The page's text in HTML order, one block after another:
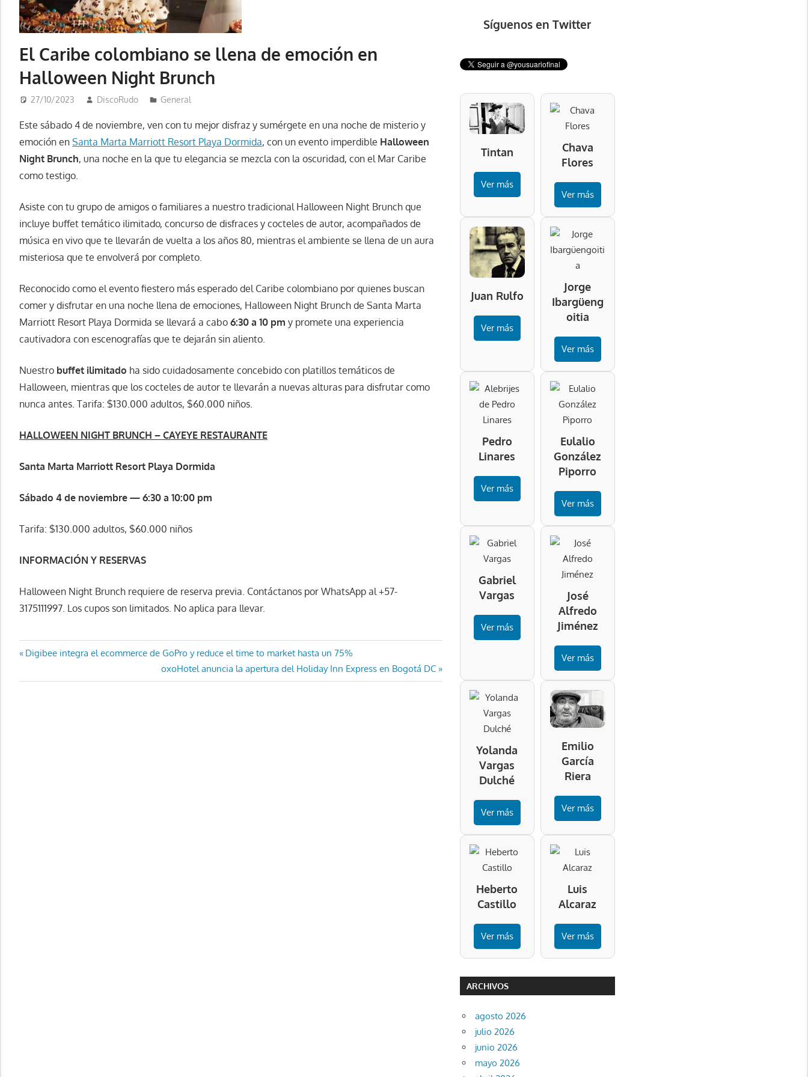
El Caribe colombiano se llena de emoción en
Halloween Night Brunch
27/10/2023 DiscoRudo General
Este sábado 4 de noviembre, ven con tu mejor disfraz y sumérgete en una noche de misterio y
emoción en Santa Marta Marriott Resort Playa Dormida, con un evento imperdible Halloween
Night Brunch, una noche en la que tu elegancia se mezcla con la oscuridad, con el Mar Caribe
como testigo.
Asiste con tu grupo de amigos o familiares a nuestro tradicional Halloween Night Brunch que
incluye buffet temático ilimitado, concurso de disfraces y cocteles de autor, acompañados de
música en vivo que te llevarán de vuelta a los años 80, mientras el ambiente se llena de un aura
misteriosa que te envolverá por completo.
Reconocido como el evento fiestero más esperado del Caribe colombiano por quienes buscan
comer y disfrutar en una noche llena de emociones, Halloween Night Brunch de Santa Marta
Marriott Resort Playa Dormida se llevará a cabo 6:30 a 10 pm y promete una experiencia
cautivadora con escenografías que te dejarán sin aliento.
Nuestro buffet ilimitado ha sido cuidadosamente concebido con platillos temáticos de
Halloween, mientras que los cocteles de autor te llevarán a nuevas alturas para disfrutar como
nunca antes. Tarifa: $130.000 adultos, $60.000 niños.
HALLOWEEN NIGHT BRUNCH – CAYEYE RESTAURANTE
Santa Marta Marriott Resort Playa Dormida
Sábado 4 de noviembre — 6:30 a 10:00 pm
Tarifa: $130.000 adultos, $60.000 niños
INFORMACIÓN Y RESERVAS
Halloween Night Brunch requiere de reserva previa. Contáctanos por WhatsApp al +57-
3175111997. Los cupos son limitados. No aplica para llevar.
Navegación
de
Entrada
Digibee integra el ecommerce de GoPro y reduce el time to market hasta un 75%
Entrada
siguiente:
oxoHotel anuncia la apertura del Holiday Inn Express en Bogotá DC
Síguenos en Twitter
Tintan
Ver más
Chava
Flores
Ver más
Juan Rulfo
Ver más
Jorge
Ibargüeng
oitia
Ver más
Pedro
Linares
Ver más
Eulalio
González
Piporro
Ver más
Gabriel
Vargas
Ver más
José
Alfredo
Jiménez
Ver más
Yolanda
Vargas
Dulché
Ver más
Emilio
García
Riera
Ver más
Heberto
Castillo
Ver más
Luis
Alcaraz
Ver más
ARCHIVOS
agosto 2026
julio 2026
junio 2026
mayo 2026